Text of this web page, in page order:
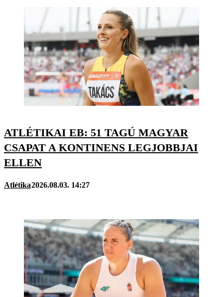
ATLÉTIKAI EB: 51 TAGÚ MAGYAR
CSAPAT A KONTINENS LEGJOBBJAI
ELLEN
Atlétika2026.08.03. 14:27